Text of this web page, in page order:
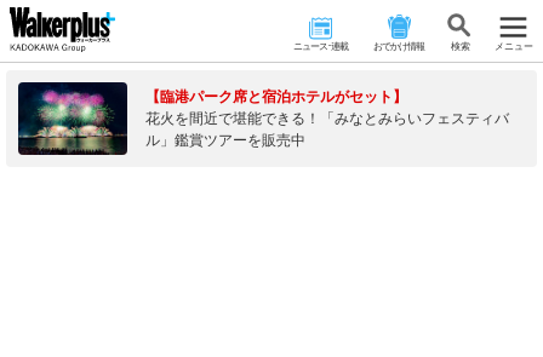
ニュース･連載 おでかけ情報 検 索 メニュー
【臨港パーク席と宿泊ホテルがセット】
花火を間近で堪能できる！「みなとみらいフェスティバ
ル」鑑賞ツアーを販売中